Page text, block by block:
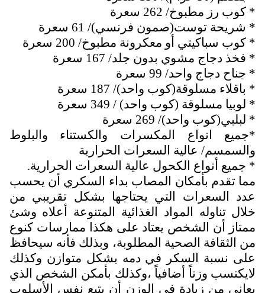
* كوب رز مطبوخ/ 262 سعرة
* شريحة توست(صمون فرنسي)/ 61 سعرة
* كوب سباكيتي أو معكرونة مطبوخ/ 200 سعرة
* فخذ دجاج مشوي بدون جلد/ 167 سعرة
* جناح دجاج واحد/ 99 سعرة
* باقلاء مسلوقة(كوب واحد)/ 187 سعرة
* لوبيا مسلوقة (كوب واحد) / 349 سعرة
* لبلبي(كوب واحد)/ 269 سعرة
*جميع انواع المكسرات والكستناء والبلوط
والسمسم/ عالية السعرات الحرارية
* جميع أنواع الكحول عالية السعرات الحرارية.
مما تقدم بأمكان المصاب بداء السكري أن يحسب
عدد السعرات التي يحتاجها بشكل تقريبي من
خلال تناوله المواد الغذائية المتنوعة أعلاه وشئ
ممتاز أن الشخص يعتاد على هكذا ممارسات كنوع
من الثقافة الصحية المطلوبة، وبذلك فأنه سيحافظ
على نسبة السكر في دمه بشكل متوازن وكذلك
لايكتسب وزناً أضافياً ،وكذلك بأمكن الشخص الذي
يعاني من زيادة في الوزن أن يتبع نفس الأسلوب